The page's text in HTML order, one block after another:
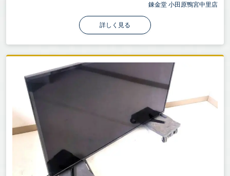
錬金堂 小田原鴨宮中里店
詳しく見る